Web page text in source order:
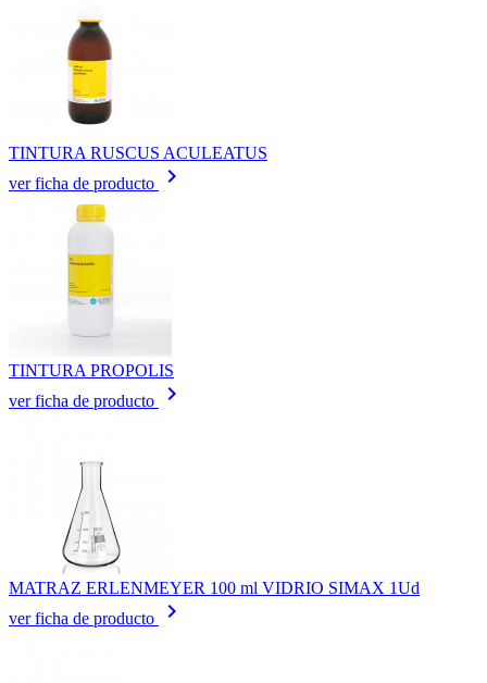
TINTURA RUSCUS ACULEATUS
ver ficha de producto
keyboard_arrow_right
TINTURA PROPOLIS
ver ficha de producto
keyboard_arrow_right
MATRAZ ERLENMEYER 100 ml VIDRIO SIMAX 1Ud
ver ficha de producto
keyboard_arrow_right